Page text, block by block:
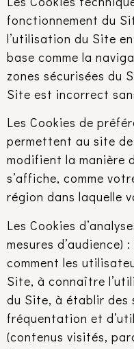
fonctionnement du
l’utilisation du Site
base comme la
zones sécurisées du
Site est incorrect
Les Cookies de
permettent au site
modifient la manière
s’affiche, comme
région dans laquelle
Les Cookies
mesures d’audience)
comment les
Site, à connaître
du Site, à établir des
fréquentation et
(contenus visités,